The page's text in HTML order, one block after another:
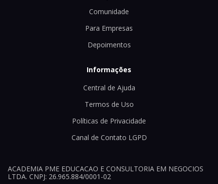
Comunidade
Para Empresas
Depoimentos
Informações
Central de Ajuda
Termos de Uso
Políticas de Privacidade
Canal de Contato LGPD
ACADEMIA PME EDUCACAO E CONSULTORIA EM NEGOCIOS
LTDA. CNPJ: 26.965.884/0001-02